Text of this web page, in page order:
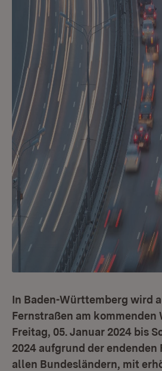
In Baden-Württemberg wird
Fernstraßen am kommenden
Freitag, 05. Januar 2024 bis
2024 aufgrund der endenden
allen Bundesländern, mit